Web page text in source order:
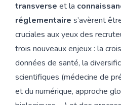
transverse et la
réglementaire s’avèrent
cruciales aux yeux des
trois nouveaux enjeux : la
données de santé, la
scientifiques (médecine de
et du numérique, approche